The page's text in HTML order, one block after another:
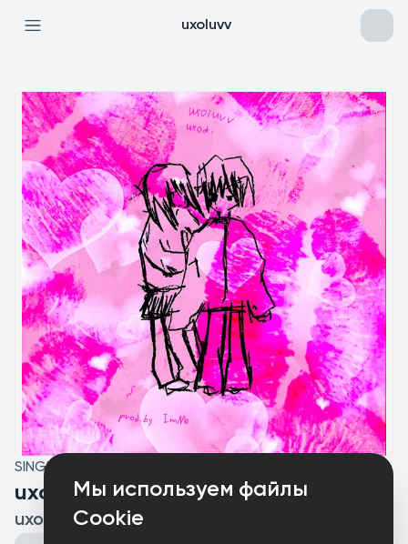
Мы используем файлы
Cookie
uxoluvv
SINGLE
uxoluvv
uxodi